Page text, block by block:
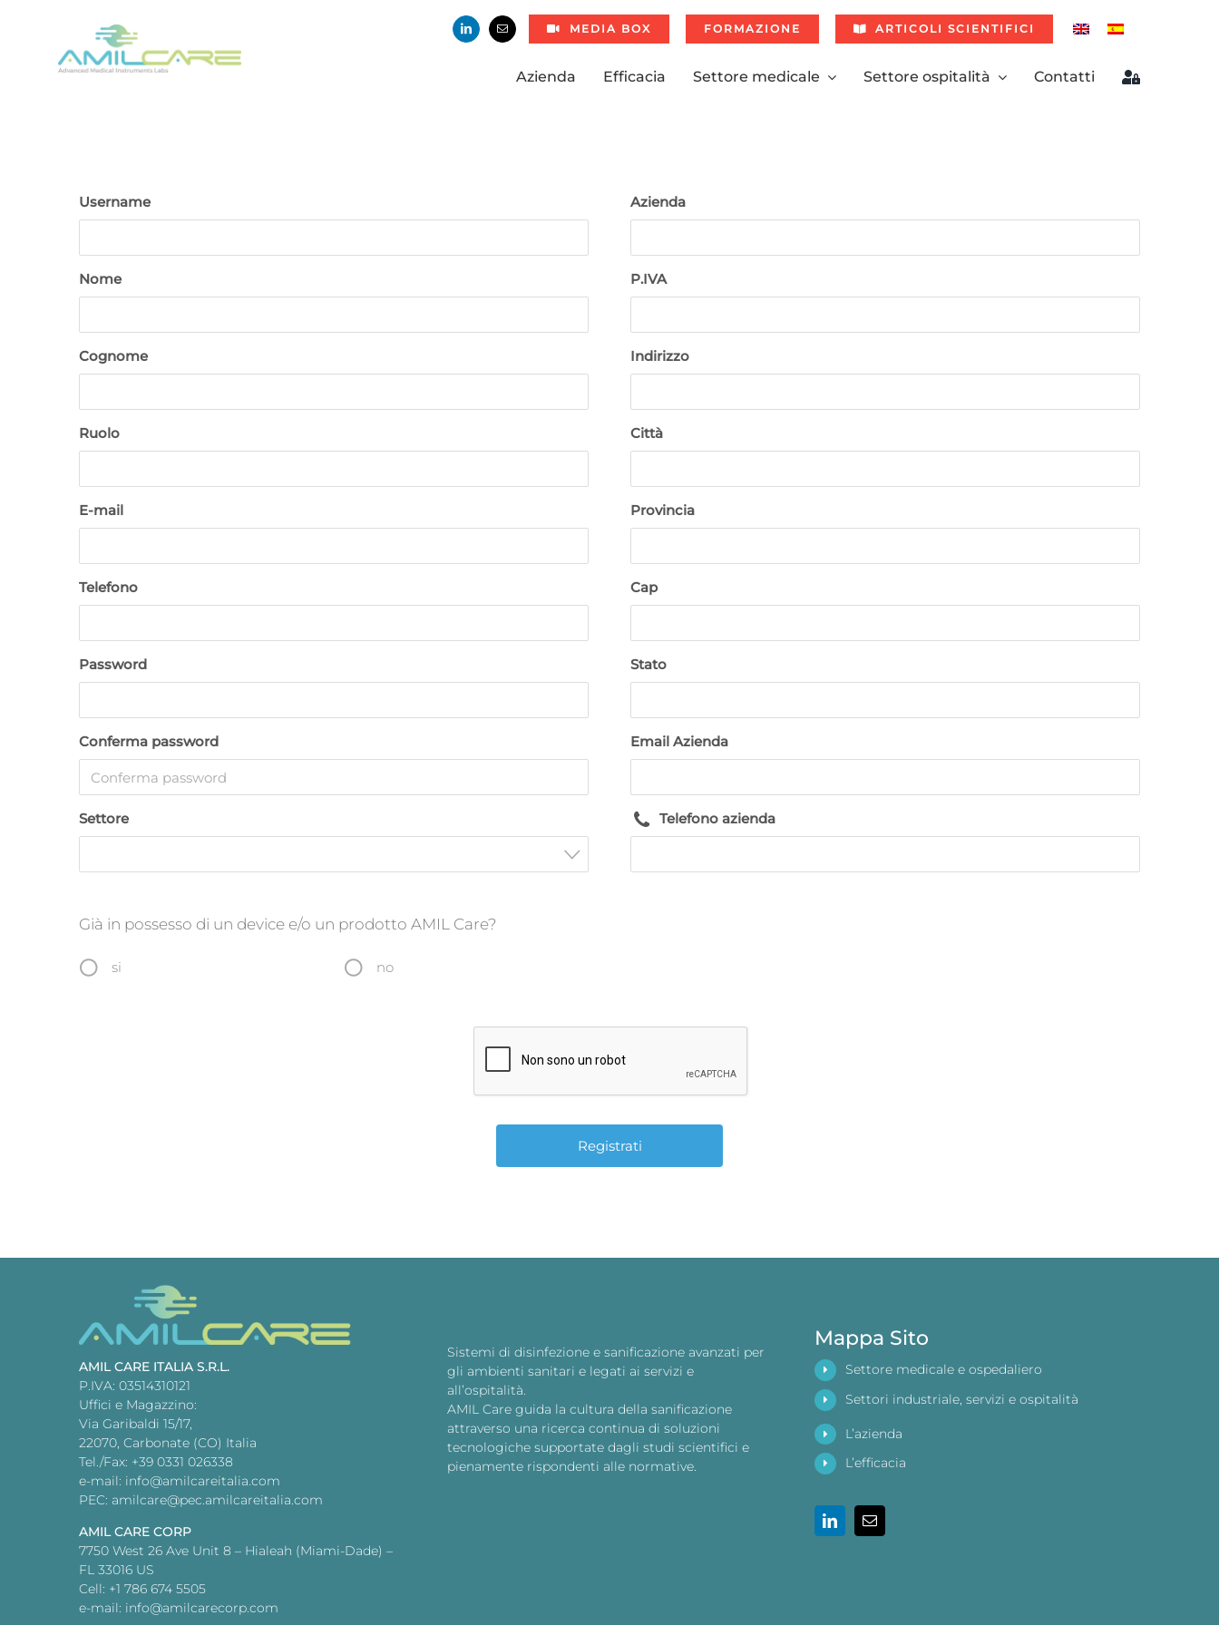
contenuto
MEDIA BOX FORMAZIONE ARTICOLI SCIENTIFICI
Azienda Efficacia Settore medicale Settore ospitalità Contatti
Username
Nome
Cognome
Ruolo
E-mail
Telefono
Password
Conferma password
Settore
Azienda
P.IVA
Indirizzo
Città
Provincia
Cap
Stato
Email Azienda
Telefono azienda
Già in possesso di un device e/o un prodotto AMIL Care?
si no
AMIL CARE ITALIA S.R.L.
P.IVA: 03514310121
Uffici e Magazzino:
Via Garibaldi 15/17,
22070, Carbonate (CO) Italia
Tel./Fax: +39 0331 026338
e-mail: info@amilcareitalia.com
PEC: amilcare@pec.amilcareitalia.com
AMIL CARE CORP
7750 West 26 Ave Unit 8 – Hialeah (Miami-Dade) –
FL 33016 US
Cell: +1 786 674 5505
e-mail: info@amilcarecorp.com
Sistemi di disinfezione e sanificazione avanzati per
gli ambienti sanitari e legati ai servizi e
all’ospitalità.
AMIL Care guida la cultura della sanificazione
attraverso una ricerca continua di soluzioni
tecnologiche supportate dagli studi scientifici e
pienamente rispondenti alle normative.
Mappa Sito
Settore medicale e ospedaliero
Settori industriale, servizi e ospitalità
L’azienda
L’efficacia